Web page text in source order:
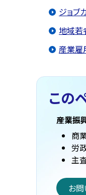
ジョブ
地域若
産業雇
この
産業振
商
労
主
お問